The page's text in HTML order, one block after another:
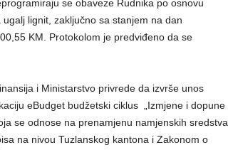
se obaveze Rudnika po osnovu
lignit, zaključno sa stanjem na dan
KM. Protokolom je predviđeno da se
i Ministarstvo privrede da izvrše unos
eBudget budžetski ciklus „Izmjene i dopune
se odnose na prenamjenu namjenskih sredstva
na nivou Tuzlanskog kantona i Zakonom o